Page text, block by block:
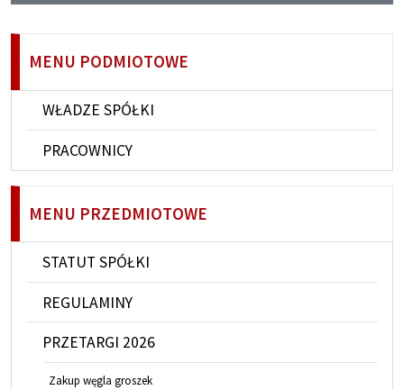
MENU PODMIOTOWE
WŁADZE SPÓŁKI
PRACOWNICY
MENU PRZEDMIOTOWE
STATUT SPÓŁKI
REGULAMINY
PRZETARGI 2026
Zakup węgla groszek